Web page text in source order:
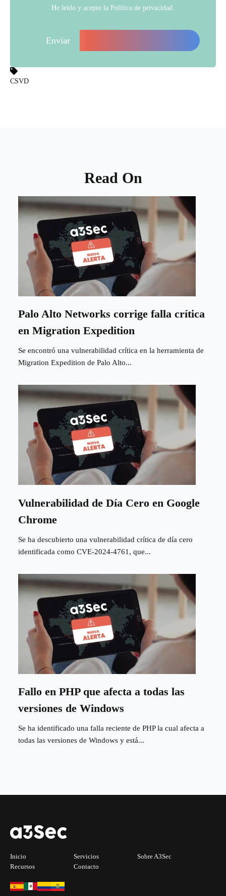
He leído y acepto la Política de privacidad
CSVD
Read On
Palo Alto Networks corrige falla crítica
en Migration Expedition
Se encontró una vulnerabilidad crítica en la herramienta de
Migration Expedition de Palo Alto...
Vulnerabilidad de Día Cero en Google
Chrome
Se ha descubierto una vulnerabilidad crítica de día cero
identificada como CVE-2024-4761, que...
Fallo en PHP que afecta a todas las
versiones de Windows
Se ha identificado una falla reciente de PHP la cual afecta a
todas las versiones de Windows y está...
Inicio Servicios
Sobre A3Sec
Recursos
Contacto